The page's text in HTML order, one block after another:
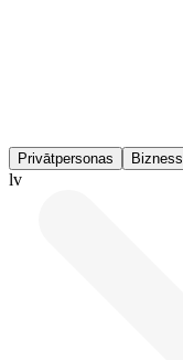
Privātpersonas Bizness
lv